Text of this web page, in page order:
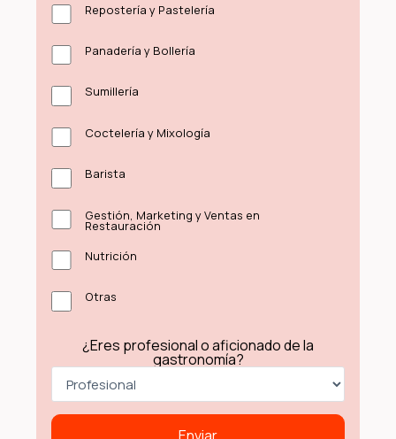
Repostería y Pastelería
Panadería y Bollería
Sumillería
Coctelería y Mixología
Barista
Gestión, Marketing y Ventas en
Restauración
Nutrición
Otras
¿Eres profesional o aficionado de la
gastronomía?